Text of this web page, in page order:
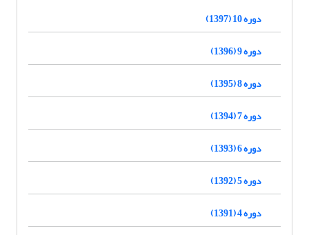
دوره 10 (1397)
دوره 9 (1396)
دوره 8 (1395)
دوره 7 (1394)
دوره 6 (1393)
دوره 5 (1392)
دوره 4 (1391)